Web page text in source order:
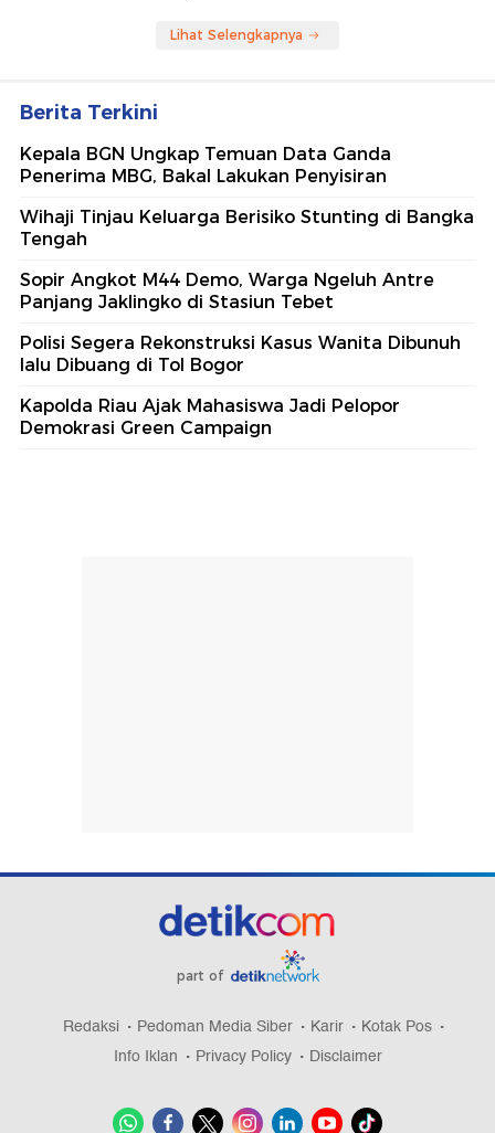
Lihat Selengkapnya
Berita Terkini
Kepala BGN Ungkap Temuan Data Ganda
Penerima MBG, Bakal Lakukan Penyisiran
Wihaji Tinjau Keluarga Berisiko Stunting di Bangka
Tengah
Sopir Angkot M44 Demo, Warga Ngeluh Antre
Panjang Jaklingko di Stasiun Tebet
Polisi Segera Rekonstruksi Kasus Wanita Dibunuh
lalu Dibuang di Tol Bogor
Kapolda Riau Ajak Mahasiswa Jadi Pelopor
Demokrasi Green Campaign
part of
Redaksi Pedoman Media Siber Karir
Kotak Pos
Info Iklan
Privacy Policy Disclaimer